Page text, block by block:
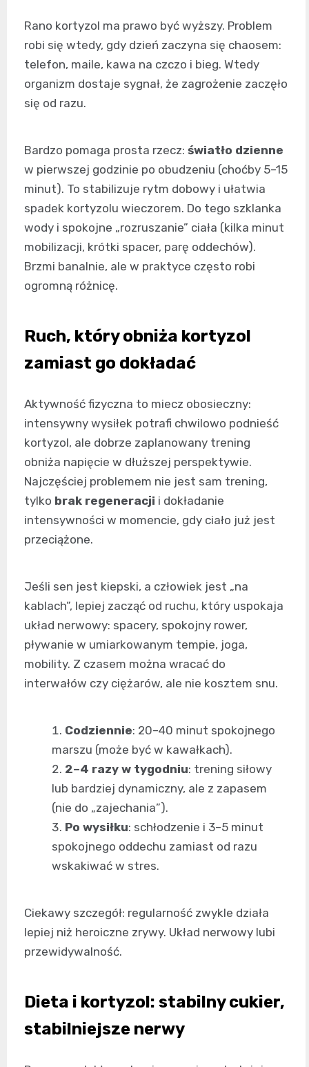
Rano kortyzol ma prawo być wyższy. Problem
robi się wtedy, gdy dzień zaczyna się chaosem:
telefon, maile, kawa na czczo i bieg. Wtedy
organizm dostaje sygnał, że zagrożenie zaczęło
się od razu.
Bardzo pomaga prosta rzecz: światło dzienne
w pierwszej godzinie po obudzeniu (choćby 5–15
minut). To stabilizuje rytm dobowy i ułatwia
spadek kortyzolu wieczorem. Do tego szklanka
wody i spokojne „rozruszanie” ciała (kilka minut
mobilizacji, krótki spacer, parę oddechów).
Brzmi banalnie, ale w praktyce często robi
ogromną różnicę.
Ruch, który obniża kortyzol
zamiast go dokładać
Aktywność fizyczna to miecz obosieczny:
intensywny wysiłek potrafi chwilowo podnieść
kortyzol, ale dobrze zaplanowany trening
obniża napięcie w dłuższej perspektywie.
Najczęściej problemem nie jest sam trening,
tylko brak regeneracji i dokładanie
intensywności w momencie, gdy ciało już jest
przeciążone.
Jeśli sen jest kiepski, a człowiek jest „na
kablach”, lepiej zacząć od ruchu, który uspokaja
układ nerwowy: spacery, spokojny rower,
pływanie w umiarkowanym tempie, joga,
mobility. Z czasem można wracać do
interwałów czy ciężarów, ale nie kosztem snu.
Codziennie: 20–40 minut spokojnego
marszu (może być w kawałkach).
2–4 razy w tygodniu: trening siłowy
lub bardziej dynamiczny, ale z zapasem
(nie do „zajechania”).
Po wysiłku: schłodzenie i 3–5 minut
spokojnego oddechu zamiast od razu
wskakiwać w stres.
Ciekawy szczegół: regularność zwykle działa
lepiej niż heroiczne zrywy. Układ nerwowy lubi
przewidywalność.
Dieta i kortyzol: stabilny cukier,
stabilniejsze nerwy